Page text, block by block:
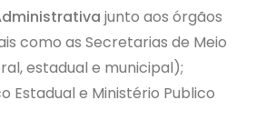
junto aos órgãos
como as Secretarias de Meio
estadual e municipal);
Estadual e Ministério Publico